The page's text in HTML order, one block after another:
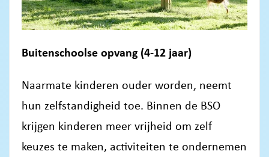
Buitenschoolse opvang (4-12 jaar)
Naarmate kinderen ouder worden, neemt
hun zelfstandigheid toe. Binnen de BSO
krijgen kinderen meer vrijheid om zelf
keuzes te maken, activiteiten te ondernemen